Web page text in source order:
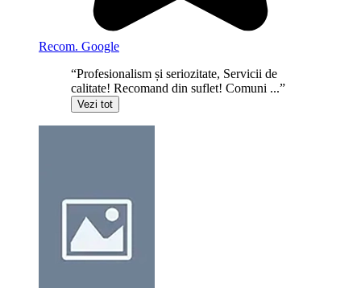
Recom. Google
“Profesionalism și seriozitate, Servicii de
calitate! Recomand din suflet! Comuni ...”
Vezi tot